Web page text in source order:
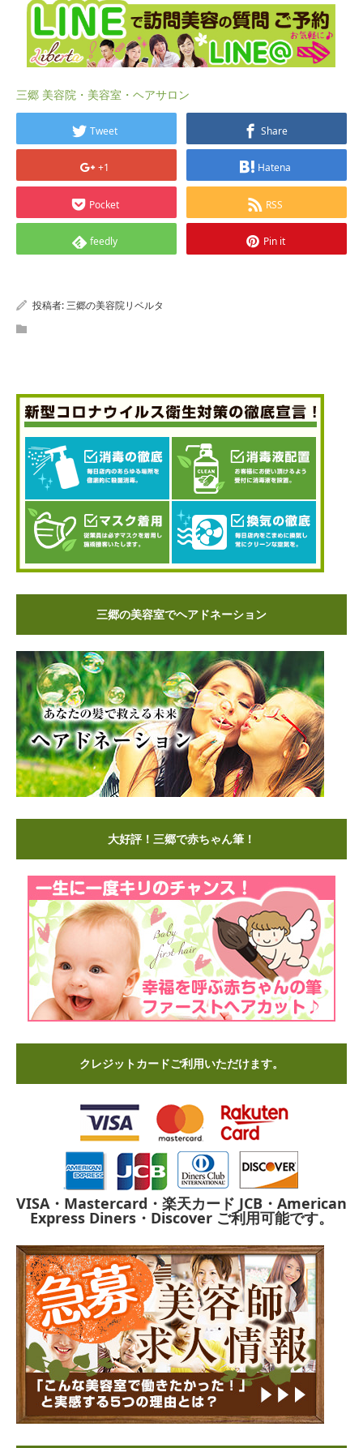
三郷 美容院・美容室・ヘアサロン
Tweet Share
+1 Hatena
Pocket RSS
feedly Pin it
投稿者:三郷の美容院リベルタ
三郷の美容室でヘアドネーション
大好評！三郷で赤ちゃん筆！
クレジットカードご利用いただけます。
VISA・Mastercard・楽天カード JCB・American
Express Diners・Discover ご利用可能です。